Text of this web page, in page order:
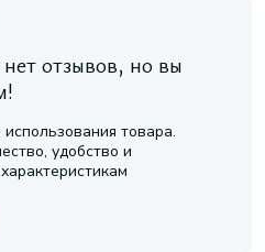
отзывов, но вы
товара.
удобство и